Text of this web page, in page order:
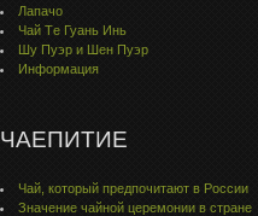
Лапачо
Чай Тe Гуaнь Инь
Шу Пуэр и Шен Пуэр
Информация
ЧАЕПИТИЕ
Чай, который предпочитают в России
Значение чайной церемонии в стране